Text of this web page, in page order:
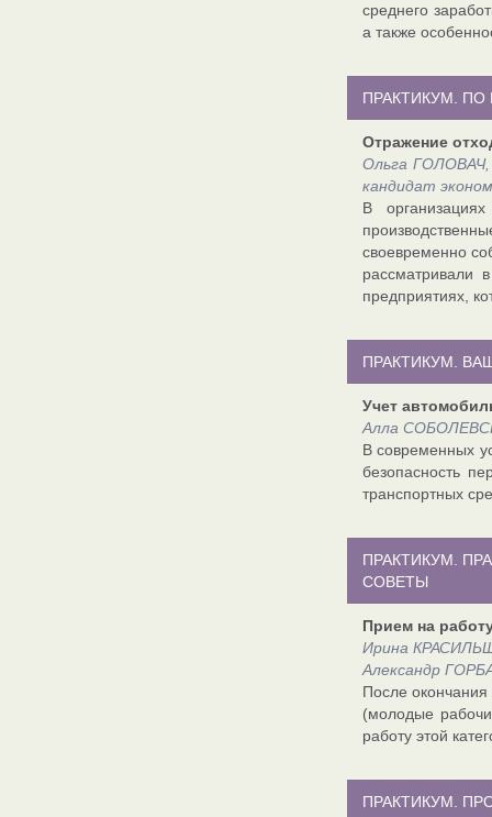
среднего
а также
ПРАКТИКУМ.
Отражение
Ольга ГОЛОВАЧ,
кандидат
В
своевременно
рассматривали
предприятиях,
ПРАКТИКУМ.
Учет
Алла
В современных
безопасность
транспортных
ПРАКТИКУМ.
СОВЕТЫ
Прием на
Ирина
Александр
После
(молодые
работу этой
ПРАКТИКУМ.